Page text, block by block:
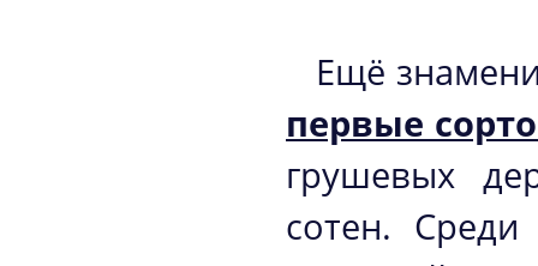
Ещё
первые
грушевых
сотен. Среди